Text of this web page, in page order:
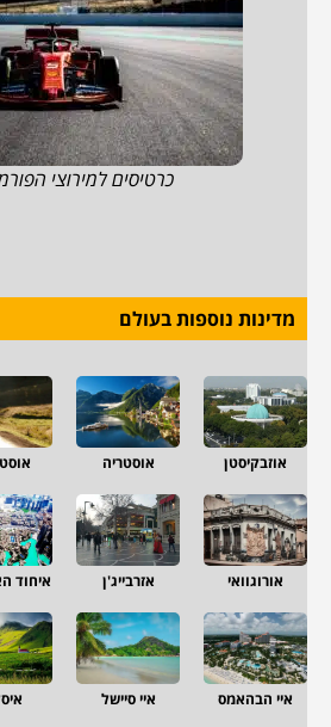
כרטיסים למירוצי
מדינות נוספות בעולם
אוזבקיסטן אוסטריה
אורוגוואי אזרבייג'ן איחוד
איי הבהאמס איי סיישל